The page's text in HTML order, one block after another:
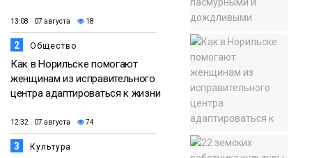
13:08 07 августа 18
2 Общество
Как в Норильске помогают
женщинам из исправительного
центра адаптироваться к жизни
12:32 07 августа 74
3 Культура